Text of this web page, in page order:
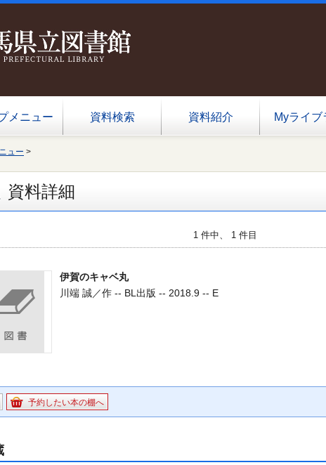
メニュー 資料検索 資料紹介 Myライブ
ュー >
資料詳細
1 件中、 1 件目
伊賀のキャベ丸
川端 誠／作 -- BL出版 -- 2018.9 -- E
予約したい本の棚へ